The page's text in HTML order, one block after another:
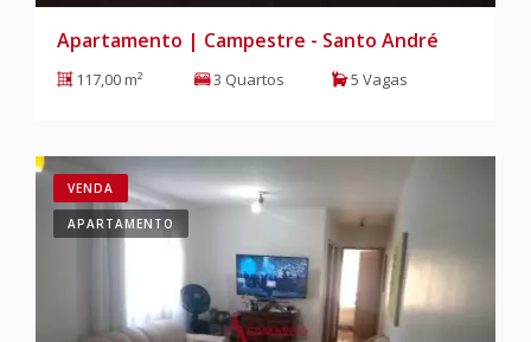
Apartamento | Campestre - Santo André
117,00 m² 3 Quartos 5 Vagas
VENDA
APARTAMENTO